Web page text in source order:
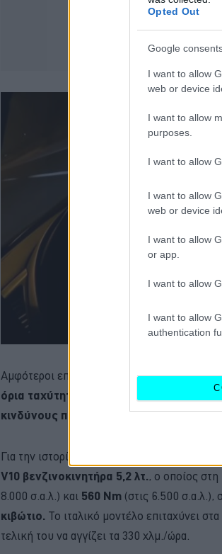
Opted Out
Google
I want to allow
web or device
I want to allow
purposes.
I want to allow
I want to allow
web or device
I want to allow
or app.
I want to allow
I want to allow
authentication
Αμφότεροι επέδειξαν ασυνείδητη οδηγική
όρια ταχύτητας
, μη λογαριάζοντας τους
κινδύνους που εγκυμονούσε η κόντρα
Για την ιστορία αναφέρουμε ότι η
V10 βενζινοκινητήρα 5,2 λτ., ο οποίος στη
8.000 σ.α.λ.) και 560 Nm (στις 6.500 σ.α.λ.),
κιβώτιο. Το ιταλικό μοντέλο επιταχύνει
τελική του να αγγίζει τα 330 χλμ./ώρα.